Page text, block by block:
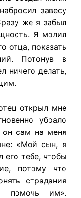
завесу
же я забыл
Я молил
отца, показать
Потонув в
ничего делать,
открыл мне
убрало
он сам на меня
«Мой сын, я
его тебе, чтобы
потому что
страдания
помочь им».